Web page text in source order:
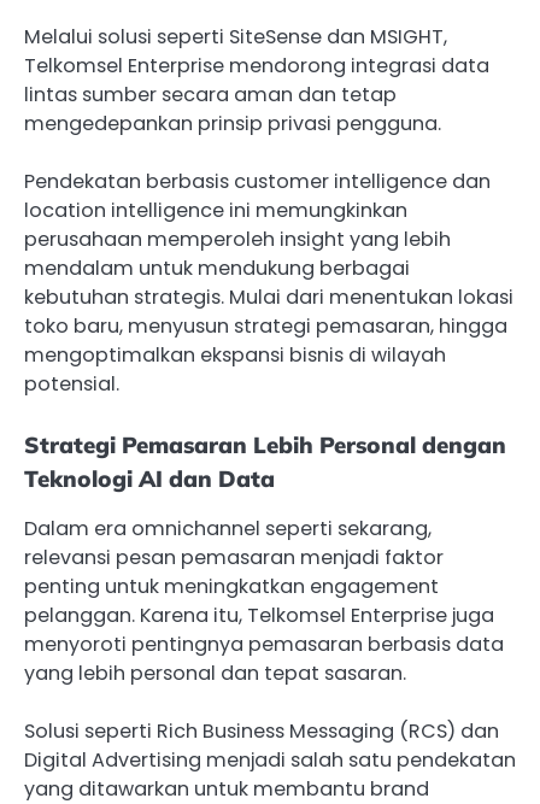
Melalui solusi seperti SiteSense dan MSIGHT,
Telkomsel Enterprise mendorong integrasi data
lintas sumber secara aman dan tetap
mengedepankan prinsip privasi pengguna.
Pendekatan berbasis customer intelligence dan
location intelligence ini memungkinkan
perusahaan memperoleh insight yang lebih
mendalam untuk mendukung berbagai
kebutuhan strategis. Mulai dari menentukan lokasi
toko baru, menyusun strategi pemasaran, hingga
mengoptimalkan ekspansi bisnis di wilayah
potensial.
Strategi Pemasaran Lebih Personal dengan
Teknologi AI dan Data
Dalam era omnichannel seperti sekarang,
relevansi pesan pemasaran menjadi faktor
penting untuk meningkatkan engagement
pelanggan. Karena itu, Telkomsel Enterprise juga
menyoroti pentingnya pemasaran berbasis data
yang lebih personal dan tepat sasaran.
Solusi seperti Rich Business Messaging (RCS) dan
Digital Advertising menjadi salah satu pendekatan
yang ditawarkan untuk membantu brand